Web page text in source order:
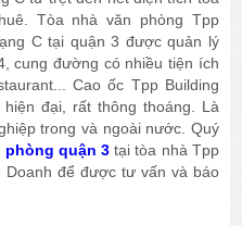
Tòa nhà văn phòng Tpp
C tại quận 3 được quản lý
cung đường có nhiều tiện ích
Cao ốc Tpp Building
đại, rất thông thoáng. Là
trong và ngoài nước. Quý
phòng quận 3 tại tòa nhà Tpp
Doanh để được tư vấn và báo